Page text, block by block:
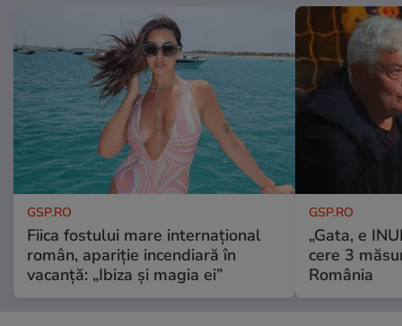
GSP.RO
Fiica fostului mare internațional
român, apariție incendiară în
vacanță: „Ibiza și magia ei”
GSP.RO
„Gata, e
cere 3
România